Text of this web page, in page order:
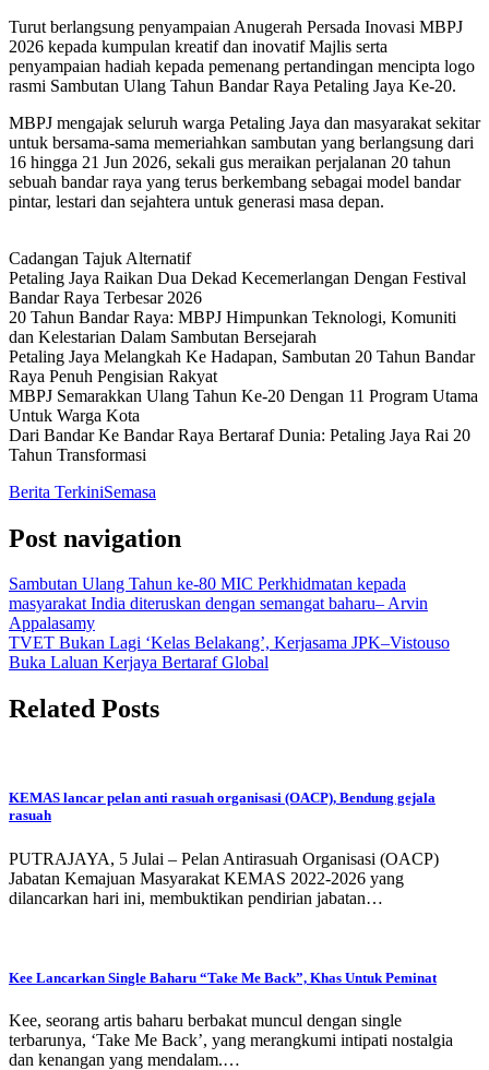
Turut berlangsung penyampaian Anugerah Persada Inovasi MBPJ
2026 kepada kumpulan kreatif dan inovatif Majlis serta
penyampaian hadiah kepada pemenang pertandingan mencipta logo
rasmi Sambutan Ulang Tahun Bandar Raya Petaling Jaya Ke-20.
MBPJ mengajak seluruh warga Petaling Jaya dan masyarakat sekitar
untuk bersama-sama memeriahkan sambutan yang berlangsung dari
16 hingga 21 Jun 2026, sekali gus meraikan perjalanan 20 tahun
sebuah bandar raya yang terus berkembang sebagai model bandar
pintar, lestari dan sejahtera untuk generasi masa depan.
Cadangan Tajuk Alternatif
Petaling Jaya Raikan Dua Dekad Kecemerlangan Dengan Festival
Bandar Raya Terbesar 2026
20 Tahun Bandar Raya: MBPJ Himpunkan Teknologi, Komuniti
dan Kelestarian Dalam Sambutan Bersejarah
Petaling Jaya Melangkah Ke Hadapan, Sambutan 20 Tahun Bandar
Raya Penuh Pengisian Rakyat
MBPJ Semarakkan Ulang Tahun Ke-20 Dengan 11 Program Utama
Untuk Warga Kota
Dari Bandar Ke Bandar Raya Bertaraf Dunia: Petaling Jaya Rai 20
Tahun Transformasi
Berita TerkiniSemasa
Post navigation
Sambutan Ulang Tahun ke-80 MIC Perkhidmatan kepada
masyarakat India diteruskan dengan semangat baharu– Arvin
Appalasamy
TVET Bukan Lagi ‘Kelas Belakang’, Kerjasama JPK–Vistouso
Buka Laluan Kerjaya Bertaraf Global
Related Posts
KEMAS lancar pelan anti rasuah organisasi (OACP), Bendung gejala
rasuah
PUTRAJAYA, 5 Julai – Pelan Antirasuah Organisasi (OACP)
Jabatan Kemajuan Masyarakat KEMAS 2022-2026 yang
dilancarkan hari ini, membuktikan pendirian jabatan…
Kee Lancarkan Single Baharu “Take Me Back”, Khas Untuk Peminat
Kee, seorang artis baharu berbakat muncul dengan single
terbarunya, ‘Take Me Back’, yang merangkumi intipati nostalgia
dan kenangan yang mendalam.…